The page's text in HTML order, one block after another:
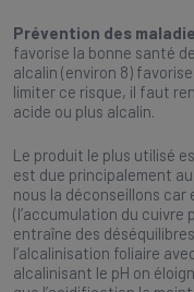
Prévention des
favorise la bonne santé
alcalin (environ 8)
limiter ce risque, il faut
acide ou plus alcalin.
Le produit le plus utilisé
est due principalement
nous la déconseillons
(l’accumulation du
entraîne des
l’alcalinisation foliaire
alcalinisant le pH on